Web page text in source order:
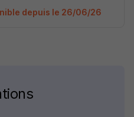
depuis le 26/06/26